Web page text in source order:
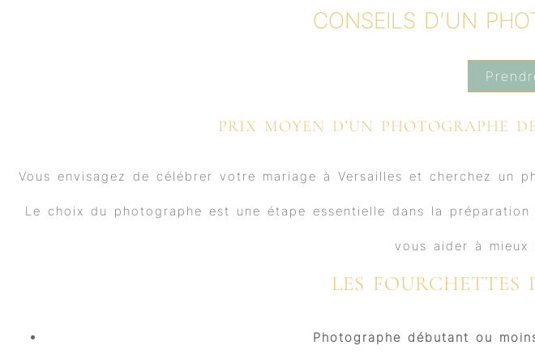
b
o
k
u
b
CONSEILS D’UN
PRIX MOYEN D’UN PHOTOGRAPHE
Vous envisagez de célébrer votre mariage à Versailles et cherchez un
Le choix du photographe est une étape essentielle dans la
vous aider à
LES FOURCHETTES
Photographe débutant ou